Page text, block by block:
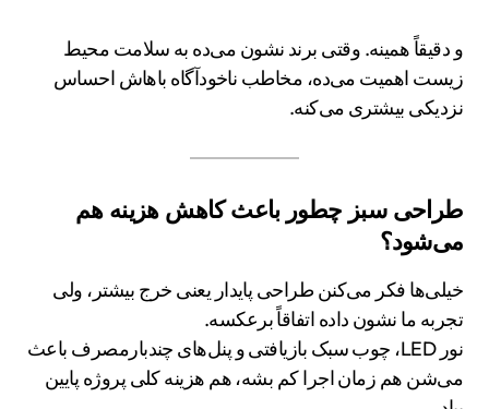
و دقیقاً همینه. وقتی برند نشون می‌ده به سلامت محیط
زیست اهمیت می‌ده، مخاطب ناخودآگاه باهاش احساس
نزدیکی بیشتری می‌کنه.
طراحی سبز چطور باعث کاهش هزینه هم
می‌شود؟
خیلی‌ها فکر می‌کنن طراحی پایدار یعنی خرج بیشتر، ولی
تجربه ما نشون داده اتفاقاً برعکسه.
نور LED، چوب سبک بازیافتی و پنل‌های چندبارمصرف باعث
می‌شن هم زمان اجرا کم بشه، هم هزینه کلی پروژه پایین